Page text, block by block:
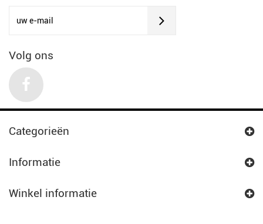
Volg ons
Categorieën
Informatie
Winkel informatie